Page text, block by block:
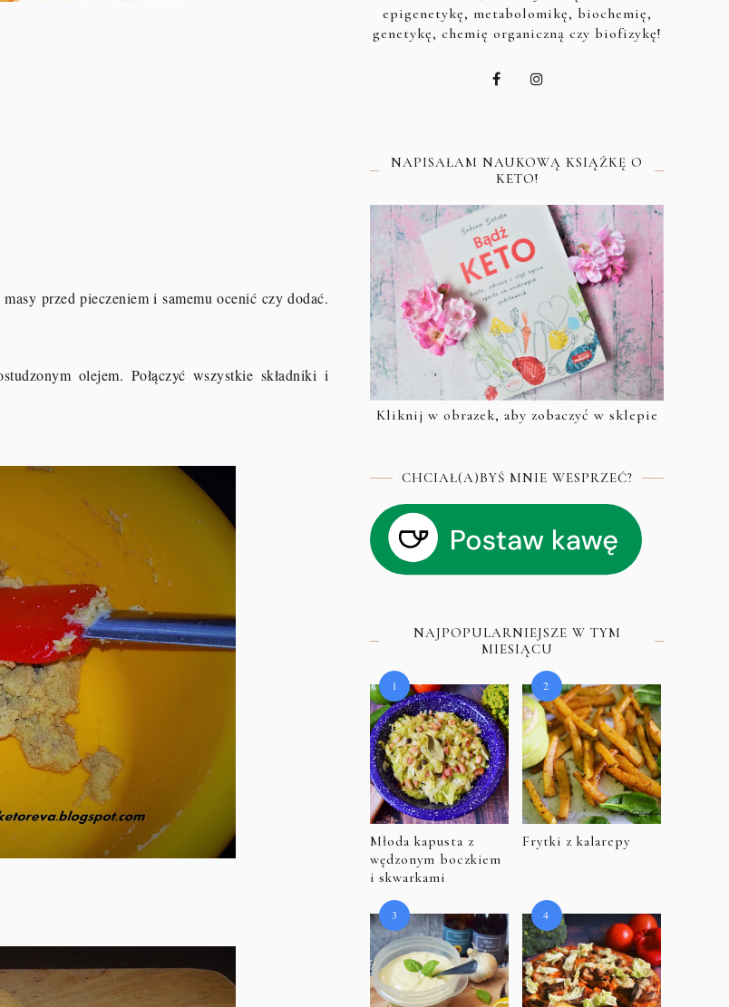
przed pieczeniem i samemu ocenić czy dodać.
olejem. Połączyć wszystkie składniki i
epigenetykę, metabolomikę, biochemię,
genetykę, chemię organiczną czy biofizykę!
NAPISAŁAM NAUKOWĄ KSIĄŻKĘ O
KETO!
Kliknij w obrazek, aby zobaczyć w sklepie
CHCIAŁ(A)BYŚ MNIE WESPRZEĆ?
NAJPOPULARNIEJSZE W TYM
MIESIĄCU
Młoda kapusta z
wędzonym boczkiem
i skwarkami
Frytki z kalarepy